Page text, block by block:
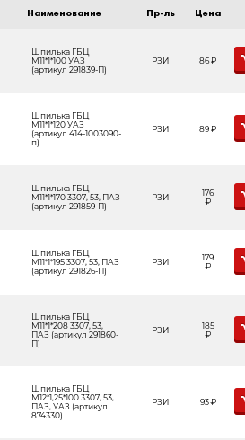
Наименование Пр-ль Цена
Шпилька ГБЦ
М11*1*100 УАЗ
(артикул 291839-П)
РЗИ 86Р
Шпилька ГБЦ
М11*1*120 УАЗ
(артикул 414-1003090-
п)
РЗИ 89Р
Шпилька ГБЦ
М11*1*170 3307, 53, ПАЗ
(артикул 291859-П)
РЗИ
176
Р
Шпилька ГБЦ
М11*1*195 3307, 53, ПАЗ
(артикул 291826-П)
РЗИ
179
Р
Шпилька ГБЦ
М11*1*208 3307, 53,
ПАЗ (артикул 291860-
П)
РЗИ
185
Р
Шпилька ГБЦ
М12*1,25*100 3307, 53,
ПАЗ, УАЗ (артикул
874330)
РЗИ 93Р